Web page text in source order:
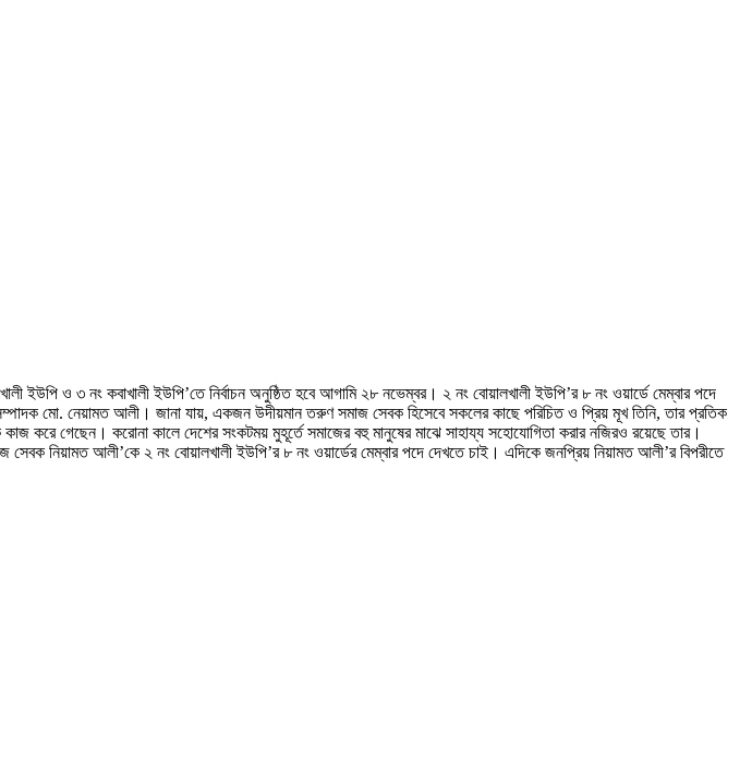
ইউপি ও ৩ নং কবাখালী ইউপি’তে নির্বাচন অনুষ্ঠিত হবে আগামি ২৮ নভেম্বর। ২ নং বোয়ালখালী ইউপি’র ৮ নং ওয়ার্ডে মেম্বার পদে
মো. নেয়ামত আলী। জানা যায়, একজন উদীয়মান তরুণ সমাজ সেবক হিসেবে সকলের কাছে পরিচিত ও প্রিয় মূখ তিনি, তার প্রতিক
করে গেছেন। করোনা কালে দেশের সংকটময় মুহূর্তে সমাজের বহু মানুষের মাঝে সাহায্য সহোযোগিতা করার নজিরও রয়েছে তার।
নিয়ামত আলী’কে ২ নং বোয়ালখালী ইউপি’র ৮ নং ওয়ার্ডের মেম্বার পদে দেখতে চাই। এদিকে জনপ্রিয় নিয়ামত আলী’র বিপরীতে